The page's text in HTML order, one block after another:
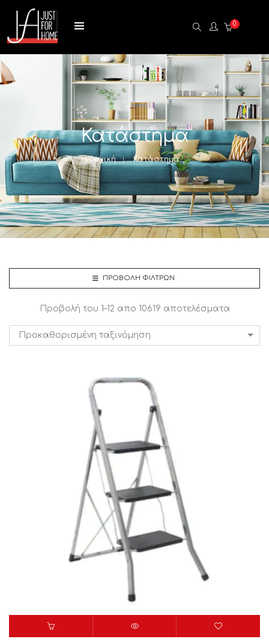
0
Κατάστημα
Αρχική Κατάστημα
ΠΡΟΒΟΛΉ ΦΊΛΤΡΩΝ
Προβολή του 1–12 απο 10619 αποτελέσματα
Προκαθορισμένη ταξινόμηση